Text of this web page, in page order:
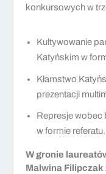
konkursowych w
Kultywowanie
Katyńskim w
Kłamstwo
prezentacji
Represje wobec
w formie referatu.
W gronie
Malwina Filipczak